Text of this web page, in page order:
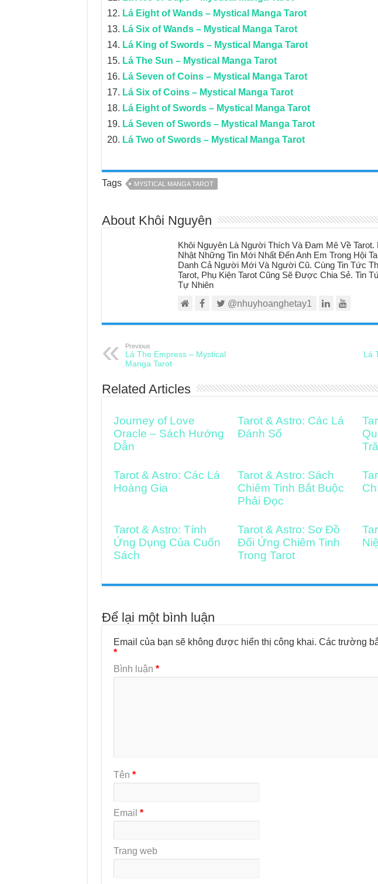
Lá Eight of Wands – Mystical Manga Tarot
Lá Six of Wands – Mystical Manga Tarot
Lá King of Swords – Mystical Manga Tarot
Lá The Sun – Mystical Manga Tarot
Lá Seven of Coins – Mystical Manga Tarot
Lá Six of Coins – Mystical Manga Tarot
Lá Eight of Swords – Mystical Manga Tarot
Lá Seven of Swords – Mystical Manga Tarot
Lá Two of Swords – Mystical Manga Tarot
Tags MYSTICAL MANGA TAROT
About Khôi Nguyên
Khôi Nguyên Là Người Thích Và Đam Mê Về Tarot.
Nhật Những Tin Mới Nhất Đến Anh Em Trong Hội
Danh Cả Người Mới Và Người Cũ. Cùng Tin Tức
Tarot, Phụ Kiện Tarot Cũng Sẽ Được Chia Sẻ. Tin
Tự Nhiên
@nhuyhoanghetay1
Previous
Lá The Empress – Mystical
Manga Tarot
Lá
Related Articles
Journey of Love
Oracle – Sách Hướng
Dẫn
Tarot & Astro: Các Lá
Đánh Số
Tarot & Astro: Các Lá
Hoàng Gia
Tarot & Astro: Sách
Chiêm Tinh Bắt Buộc
Phải Đọc
Tarot & Astro: Tính
Ứng Dụng Của Cuốn
Sách
Tarot & Astro: Sơ Đồ
Đối Ứng Chiêm Tinh
Trong Tarot
Để lại một bình luận
Email của bạn sẽ không được hiển thị công khai. Các trường
*
Bình luận *
Tên *
Email *
Trang web